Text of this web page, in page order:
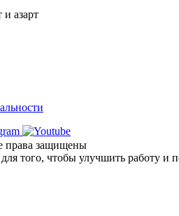
и азарт
права защищены
того, чтобы улучшить работу и